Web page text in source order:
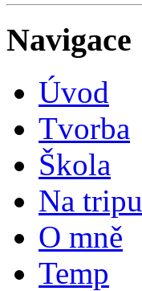
Navigace
Úvod
Tvorba
Škola
Na tripu
O mně
Temp